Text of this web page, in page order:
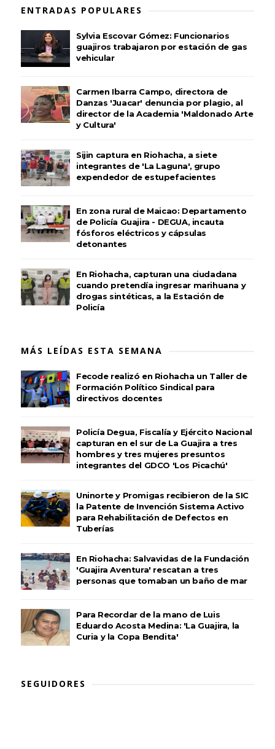
ENTRADAS POPULARES
Sylvia Escovar Gómez: Funcionarios
guajiros trabajaron por estación de gas
vehicular
Carmen Ibarra Campo, directora de
Danzas 'Juacar' denuncia por plagio, al
director de la Academia 'Maldonado Arte
y Cultura'
Sijin captura en Riohacha, a siete
integrantes de 'La Laguna', grupo
expendedor de estupefacientes
En zona rural de Maicao: Departamento
de Policía Guajira - DEGUA, incauta
fósforos eléctricos y cápsulas
detonantes
En Riohacha, capturan una ciudadana
cuando pretendía ingresar marihuana y
drogas sintéticas, a la Estación de
Policía
MÁS LEÍDAS ESTA SEMANA
Fecode realizó en Riohacha un Taller de
Formación Político Sindical para
directivos docentes
Policía Degua, Fiscalía y Ejército Nacional
capturan en el sur de La Guajira a tres
hombres y tres mujeres presuntos
integrantes del GDCO 'Los Picachú'
Uninorte y Promigas recibieron de la SIC
la Patente de Invención Sistema Activo
para Rehabilitación de Defectos en
Tuberías
En Riohacha: Salvavidas de la Fundación
'Guajira Aventura' rescatan a tres
personas que tomaban un baño de mar
Para Recordar de la mano de Luis
Eduardo Acosta Medina: 'La Guajira, la
Curia y la Copa Bendita'
SEGUIDORES